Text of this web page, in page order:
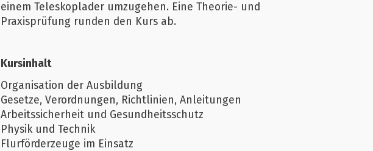
einem Teleskoplader umzugehen. Eine Theorie- und
Praxisprüfung runden den Kurs ab.
Kursinhalt
Organisation der Ausbildung
Gesetze, Verordnungen, Richtlinien, Anleitungen
Arbeitssicherheit und Gesundheitsschutz
Physik und Technik
Flurförderzeuge im Einsatz